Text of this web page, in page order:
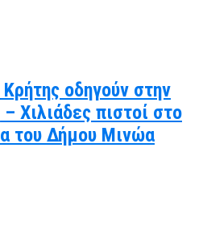
οδηγούν στην
Χιλιάδες πιστοί στο
του Δήμου Μινώα